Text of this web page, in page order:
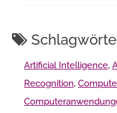
Artificial Intelligence,
Recognition,